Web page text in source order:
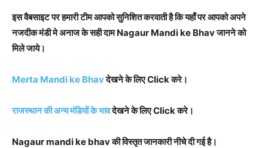
इस वैबसाइट पर हमारी टीम आपको सुनिशित करवाती है कि यहाँ पर आपको अपने
नजदीक मंडी मे अनाज के सही दाम Nagaur Mandi ke Bhav जानने को
मिले जाये।
Merta Mandi ke Bhavदेखने के लिए Click करे।
राजस्थान की अन्य मंडियों के भावदेखने के लिए Click करे।
Nagaur mandi ke bhav की विस्तृत जानकारी नीचे दी गई है।